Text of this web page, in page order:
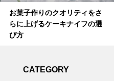
お菓子作りのクオリティをさ
らに上げるケーキナイフの選
び方
CATEGORY